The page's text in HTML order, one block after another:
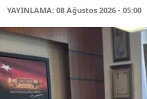
YAYINLAMA: 08 Ağustos 2026 - 05:00